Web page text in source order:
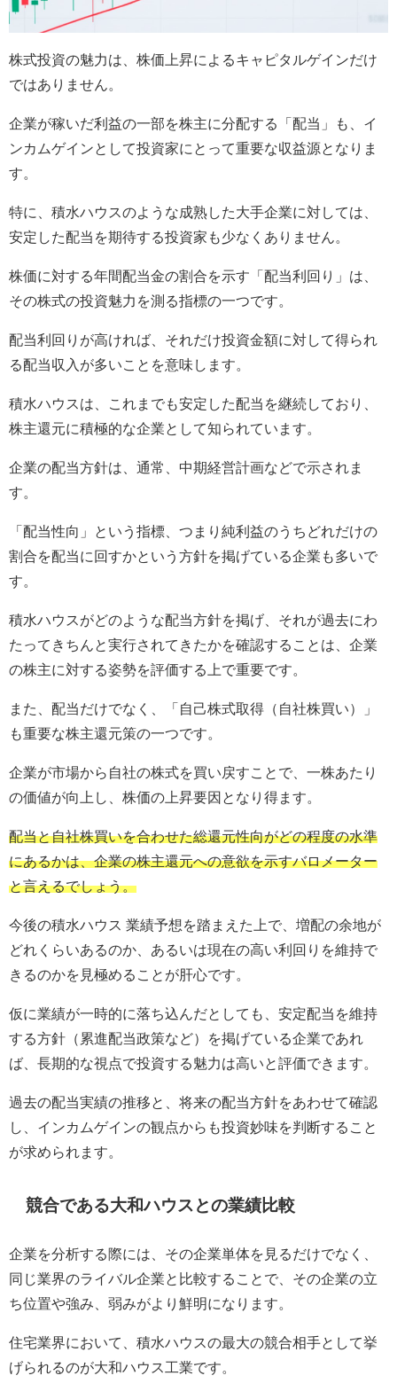
株式投資の魅力は、株価上昇によるキャピタルゲインだけ
ではありません。
企業が稼いだ利益の一部を株主に分配する「配当」も、イ
ンカムゲインとして投資家にとって重要な収益源となりま
す。
特に、積水ハウスのような成熟した大手企業に対しては、
安定した配当を期待する投資家も少なくありません。
株価に対する年間配当金の割合を示す「配当利回り」は、
その株式の投資魅力を測る指標の一つです。
配当利回りが高ければ、それだけ投資金額に対して得られ
る配当収入が多いことを意味します。
積水ハウスは、これまでも安定した配当を継続しており、
株主還元に積極的な企業として知られています。
企業の配当方針は、通常、中期経営計画などで示されま
す。
「配当性向」という指標、つまり純利益のうちどれだけの
割合を配当に回すかという方針を掲げている企業も多いで
す。
積水ハウスがどのような配当方針を掲げ、それが過去にわ
たってきちんと実行されてきたかを確認することは、企業
の株主に対する姿勢を評価する上で重要です。
また、配当だけでなく、「自己株式取得（自社株買い）」
も重要な株主還元策の一つです。
企業が市場から自社の株式を買い戻すことで、一株あたり
の価値が向上し、株価の上昇要因となり得ます。
配当と自社株買いを合わせた総還元性向がどの程度の水準
にあるかは、企業の株主還元への意欲を示すバロメーター
と言えるでしょう。
今後の積水ハウス 業績予想を踏まえた上で、増配の余地が
どれくらいあるのか、あるいは現在の高い利回りを維持で
きるのかを見極めることが肝心です。
仮に業績が一時的に落ち込んだとしても、安定配当を維持
する方針（累進配当政策など）を掲げている企業であれ
ば、長期的な視点で投資する魅力は高いと評価できます。
過去の配当実績の推移と、将来の配当方針をあわせて確認
し、インカムゲインの観点からも投資妙味を判断すること
が求められます。
競合である大和ハウスとの業績比較
企業を分析する際には、その企業単体を見るだけでなく、
同じ業界のライバル企業と比較することで、その企業の立
ち位置や強み、弱みがより鮮明になります。
住宅業界において、積水ハウスの最大の競合相手として挙
げられるのが大和ハウス工業です。